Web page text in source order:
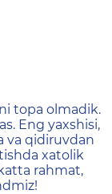
topa olmadik.
Eng yaxshisi,
va qidiruvdan
xatolik
rahmat,